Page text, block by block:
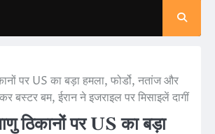
पर US का बड़ा हमला, फोर्डो, नतांज और
बस्टर बम, ईरान ने इजराइल पर मिसाइलें दागीं
ठिकानों पर US का बड़ा